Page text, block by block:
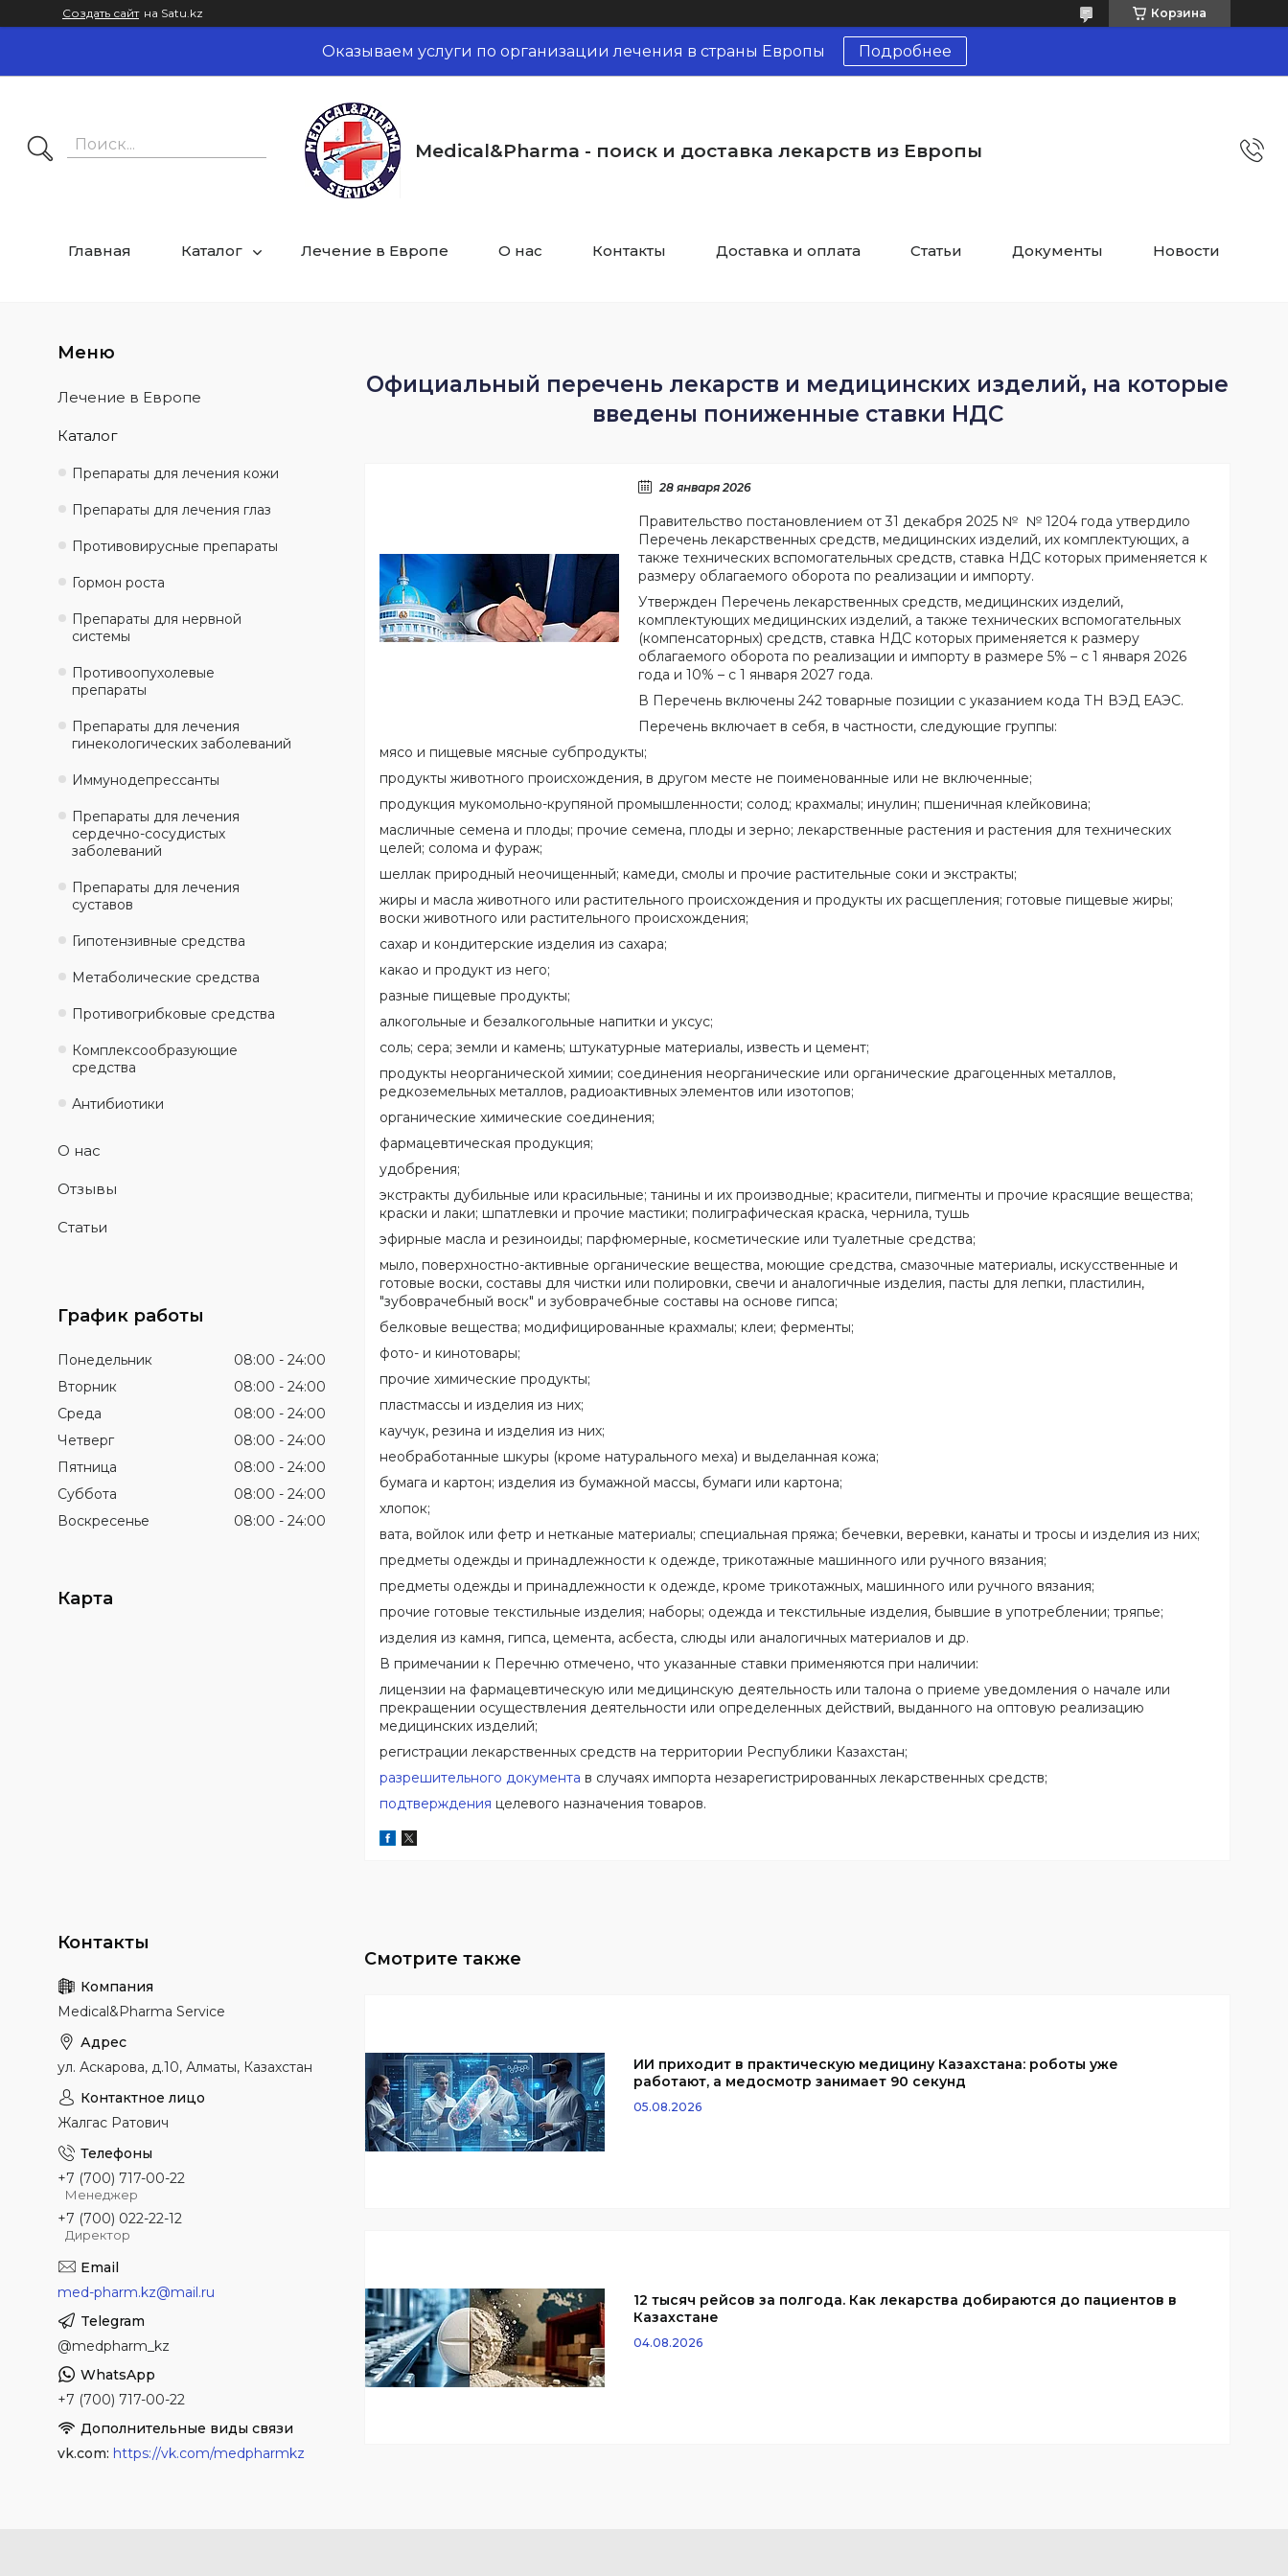
Создать сайт на Satu.kz Корзина
Оказываем услуги по организации лечения в страны Европы Подробнее
Medical&Pharma - поиск и доставка лекарств из Европы
Главная Каталог Лечение в Европе О нас Контакты Доставка и оплата Статьи Документы Новости
Официальный перечень лекарств и медицинских изделий, на которые
введены пониженные ставки НДС
28 января 2026
Правительство постановлением от 31 декабря 2025 № № 1204 года утвердило
Перечень лекарственных средств, медицинских изделий, их комплектующих, а
также технических вспомогательных средств, ставка НДС которых применяется к
размеру облагаемого оборота по реализации и импорту.
Утвержден Перечень лекарственных средств, медицинских изделий,
комплектующих медицинских изделий, а также технических вспомогательных
(компенсаторных) средств, ставка НДС которых применяется к размеру
облагаемого оборота по реализации и импорту в размере 5% – с 1 января 2026
года и 10% – с 1 января 2027 года.
В Перечень включены 242 товарные позиции с указанием кода ТН ВЭД ЕАЭС.
Перечень включает в себя, в частности, следующие группы:
мясо и пищевые мясные субпродукты;
продукты животного происхождения, в другом месте не поименованные или не включенные;
продукция мукомольно-крупяной промышленности; солод; крахмалы; инулин; пшеничная клейковина;
масличные семена и плоды; прочие семена, плоды и зерно; лекарственные растения и растения для технических
целей; солома и фураж;
шеллак природный неочищенный; камеди, смолы и прочие растительные соки и экстракты;
жиры и масла животного или растительного происхождения и продукты их расщепления; готовые пищевые жиры;
воски животного или растительного происхождения;
сахар и кондитерские изделия из сахара;
какао и продукт из него;
разные пищевые продукты;
алкогольные и безалкогольные напитки и уксус;
соль; сера; земли и камень; штукатурные материалы, известь и цемент;
продукты неорганической химии; соединения неорганические или органические драгоценных металлов,
редкоземельных металлов, радиоактивных элементов или изотопов;
органические химические соединения;
фармацевтическая продукция;
удобрения;
экстракты дубильные или красильные; танины и их производные; красители, пигменты и прочие красящие вещества;
краски и лаки; шпатлевки и прочие мастики; полиграфическая краска, чернила, тушь
эфирные масла и резиноиды; парфюмерные, косметические или туалетные средства;
мыло, поверхностно-активные органические вещества, моющие средства, смазочные материалы, искусственные и
готовые воски, составы для чистки или полировки, свечи и аналогичные изделия, пасты для лепки, пластилин,
"зубоврачебный воск" и зубоврачебные составы на основе гипса;
белковые вещества; модифицированные крахмалы; клеи; ферменты;
фото- и кинотовары;
прочие химические продукты;
пластмассы и изделия из них;
каучук, резина и изделия из них;
необработанные шкуры (кроме натурального меха) и выделанная кожа;
бумага и картон; изделия из бумажной массы, бумаги или картона;
хлопок;
вата, войлок или фетр и нетканые материалы; специальная пряжа; бечевки, веревки, канаты и тросы и изделия из них;
предметы одежды и принадлежности к одежде, трикотажные машинного или ручного вязания;
предметы одежды и принадлежности к одежде, кроме трикотажных, машинного или ручного вязания;
прочие готовые текстильные изделия; наборы; одежда и текстильные изделия, бывшие в употреблении; тряпье;
изделия из камня, гипса, цемента, асбеста, слюды или аналогичных материалов и др.
В примечании к Перечню отмечено, что указанные ставки применяются при наличии:
лицензии на фармацевтическую или медицинскую деятельность или талона о приеме уведомления о начале или
прекращении осуществления деятельности или определенных действий, выданного на оптовую реализацию
медицинских изделий;
регистрации лекарственных средств на территории Республики Казахстан;
разрешительного документа в случаях импорта незарегистрированных лекарственных средств;
подтверждения целевого назначения товаров.
ИИ приходит в практическую медицину Казахстана: роботы уже
работают, а медосмотр занимает 90 секунд
05.08.2026
12 тысяч рейсов за полгода. Как лекарства добираются до пациентов в
Казахстане
04.08.2026
Лечение в Европе
Каталог
Препараты для лечения кожи
Препараты для лечения глаз
Противовирусные препараты
Гормон роста
Препараты для нервной
системы
Противоопухолевые
препараты
Препараты для лечения
гинекологических заболеваний
Иммунодепрессанты
Препараты для лечения
сердечно-сосудистых
заболеваний
Препараты для лечения
суставов
Гипотензивные средства
Метаболические средства
Противогрибковые средства
Комплексообразующие
средства
Антибиотики
О нас
Отзывы
Статьи
График работы
Понедельник 08:00
24:00
Вторник
08:00
24:00
Среда
08:00
24:00
Четверг
08:00
24:00
Пятница
08:00
24:00
Суббота
08:00
24:00
Воскресенье
08:00 24:00
Карта
Medical&Pharma Service
ул. Аскарова, д.10, Алматы, Казахстан
Жалгас Ратович
+7 (700) 717-00-22
Менеджер
+7 (700) 022-22-12
Директор
med-pharm.kz@mail.ru
@medpharm_kz
+7 (700) 717-00-22
vk.com https://vk.com/medpharmkz